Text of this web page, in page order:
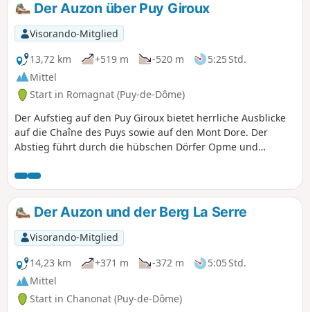
Der Auzon über Puy Giroux
Visorando-Mitglied
13,72 km
+519 m -520 m
5:25 Std.
Mittel
Start in Romagnat (Puy-de-Dôme)
Der Aufstieg auf den Puy Giroux bietet herrliche Ausblicke
auf die Chaîne des Puys sowie auf den Mont Dore. Der
Abstieg führt durch die hübschen Dörfer Opme und
Flore. Ein kurzer Abstecher über das Plateau de Redon, um
zurückzukehren.
Der Auzon und der Berg La Serre
Visorando-Mitglied
14,23 km
+371 m -372 m
5:05 Std.
Mittel
Start in Chanonat (Puy-de-Dôme)